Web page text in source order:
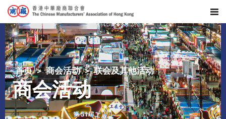
首页 商会活动 联会及其他活动
商会活动